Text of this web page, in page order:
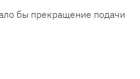
бы прекращение подачи